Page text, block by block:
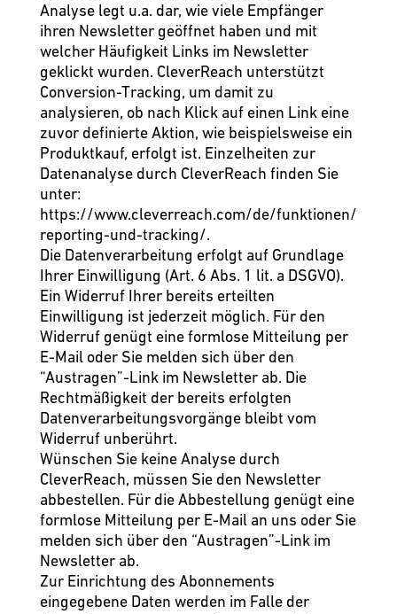
Analyse legt u.a. dar, wie viele Empfänger
ihren Newsletter geöffnet haben und mit
welcher Häufigkeit Links im Newsletter
geklickt wurden. CleverReach unterstützt
Conversion-Tracking, um damit zu
analysieren, ob nach Klick auf einen Link eine
zuvor definierte Aktion, wie beispielsweise ein
Produktkauf, erfolgt ist. Einzelheiten zur
Datenanalyse durch CleverReach finden Sie
unter:
https://www.cleverreach.com/de/funktionen/
reporting-und-tracking/.
Die Datenverarbeitung erfolgt auf Grundlage
Ihrer Einwilligung (Art. 6 Abs. 1 lit. a DSGVO).
Ein Widerruf Ihrer bereits erteilten
Einwilligung ist jederzeit möglich. Für den
Widerruf genügt eine formlose Mitteilung per
E-Mail oder Sie melden sich über den
“Austragen”-Link im Newsletter ab. Die
Rechtmäßigkeit der bereits erfolgten
Datenverarbeitungsvorgänge bleibt vom
Widerruf unberührt.
Wünschen Sie keine Analyse durch
CleverReach, müssen Sie den Newsletter
abbestellen. Für die Abbestellung genügt eine
formlose Mitteilung per E-Mail an uns oder Sie
melden sich über den “Austragen”-Link im
Newsletter ab.
Zur Einrichtung des Abonnements
eingegebene Daten werden im Falle der